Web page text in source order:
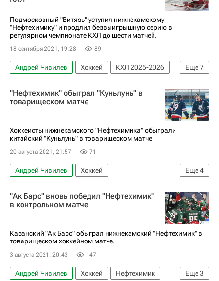
Подмосковный "Витязь" уступил нижнекамскому
"Нефтехимику" и продлил безвыигрышную серию в
регулярном чемпионате КХЛ до шести матчей.
18 сентября 2021, 19:28 89
Еще7
Андрей Чивилев Хоккей
КХЛ 2025-2026
Вячеслав Лещенко
Витязь
Нефтехимик
Тимур Хафизов
Марат Хайруллин
"Нефтехимик" обыграл "Куньлунь" в
товарищеском матче
Хоккеисты нижнекамского "Нефтехимика" обыграли
китайский "Куньлунь" в товарищеском матче.
20 августа 2021, 21:57 71
Еще4
Андрей Чивилев
Хоккей
Шанхайские драконы
Нефтехимик
Александр Беляев
Лукас Локхарт
"Ак Барс" вновь победил "Нефтехимик"
в контрольном матче
Казанский "Ак Барс" обыграл нижнекамский "Нефтехимик" в
товарищеском хоккейном матче.
3 августа 2021, 20:43 147
Еще3
Андрей Чивилев Хоккей
Нефтехимик